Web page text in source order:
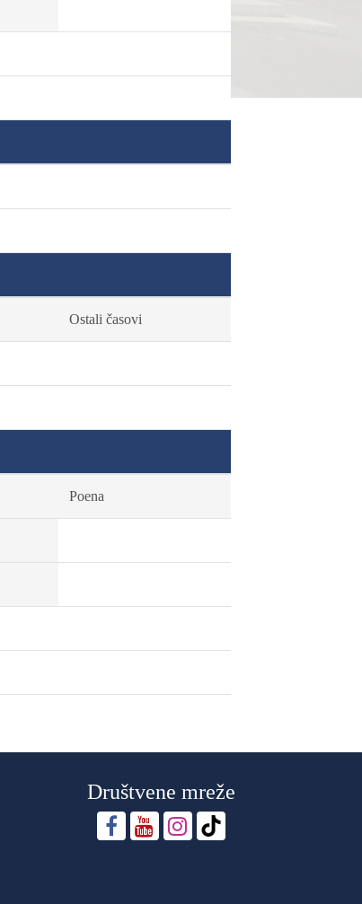
Ostali časovi
Poena
Društvene mreže